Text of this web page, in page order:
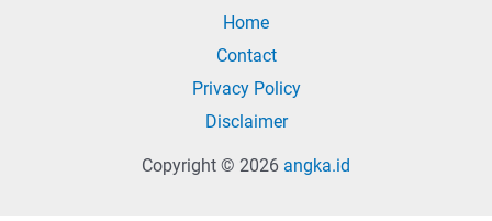
Home
Contact
Privacy Policy
Disclaimer
Copyright © 2026 angka.id